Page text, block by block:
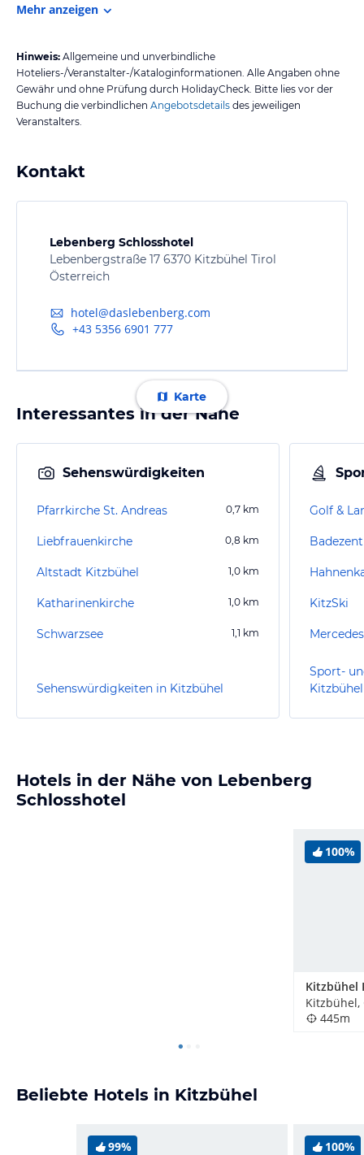
Mehr anzeigen
Hinweis: Allgemeine und unverbindliche
Hoteliers-/Veranstalter-/Kataloginformationen. Alle Angaben ohne
Gewähr und ohne Prüfung durch HolidayCheck. Bitte lies vor der
Buchung die verbindlichen Angebotsdetails des jeweiligen
Veranstalters.
Kontakt
Lebenberg Schlosshotel
Lebenbergstraße 17 6370 Kitzbühel Tirol
Österreich
hotel@daslebenberg.com
+43 5356 6901 777
Karte
Interessantes in der Nähe
Sehenswürdigkeiten
Pfarrkirche St. Andreas 0,7 km
Liebfrauenkirche 0,8 km
Altstadt Kitzbühel 1,0 km
Katharinenkirche 1,0 km
Schwarzsee 1,1 km
Sehenswürdigkeiten in Kitzbühel
Golf &
KitzSki
Sport-
Kitzbühel
Hotels in der Nähe von Lebenberg
Schlosshotel
100%
445m
Beliebte Hotels in Kitzbühel
99% 100%